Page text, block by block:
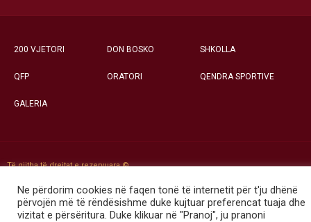
200 VJETORI DON BOSKO SHKOLLA
QFP ORATORI QENDRA SPORTIVE
GALERIA
Të gjitha të drejtat e rezervuara ©
Ne përdorim cookies në faqen tonë të internetit për t'ju dhënë
përvojën më të rëndësishme duke kujtuar preferencat tuaja dhe
vizitat e përsëritura. Duke klikuar në "Pranoj", ju pranoni